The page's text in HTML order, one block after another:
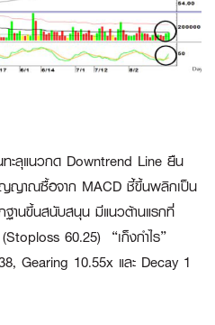
ะลุแนวกด Downtrend Line ยืน
ญาณซื้อจาก MACD ชี้ขึ้นพลิกเป็น
านขึ้นสนับสนุน มีแนวต้านแรกที่
60.25) “เก็งกำไร”
Gearing 10.55x และ Decay 1